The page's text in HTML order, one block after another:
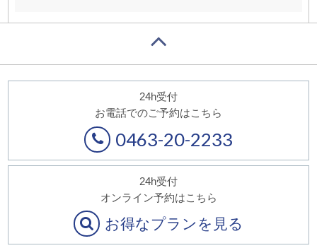
24h受付
お電話でのご予約はこちら
0463-20-2233
24h受付
オンライン予約はこちら
お得なプランを見る